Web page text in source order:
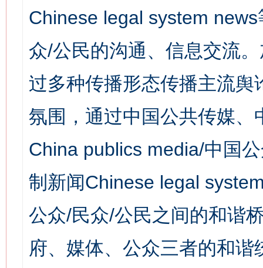
Chinese legal system
众/公民的沟通、信息交流
过多种传播形态传播主流
氛围，通过中国公共传媒
China publics media/中国
制新闻Chinese legal
公众/民众/公民之间的和谐
府、媒体、公众三者的和谐